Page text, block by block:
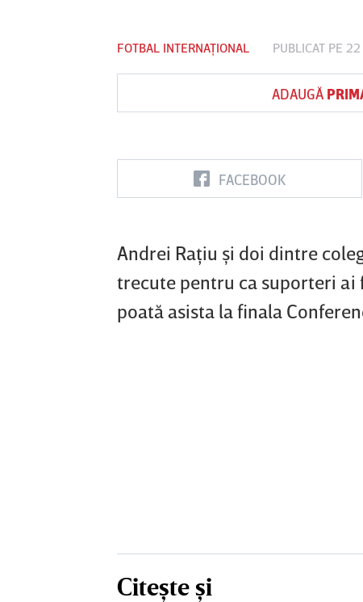
FOTBAL INTERNAȚIONAL PUBLICAT PE
ADAUGĂ
FACEBOOK
Andrei Raţiu şi doi dintre
trecute pentru ca suporteri ai
poată asista la finala
Citește și
FC Botoşani
Vs
Corvinul
Sepsi OSK Sf